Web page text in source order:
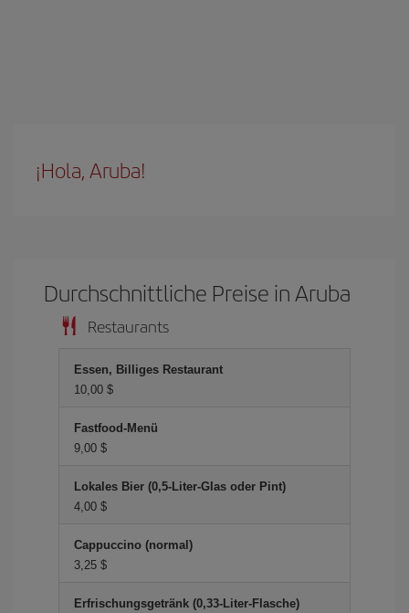
¡Hola, Aruba!
Durchschnittliche Preise in Aruba
Restaurants
Essen, Billiges Restaurant
10,00 $
Fastfood-Menü
9,00 $
Lokales Bier (0,5-Liter-Glas oder Pint)
4,00 $
Cappuccino (normal)
3,25 $
Erfrischungsgetränk (0,33-Liter-Flasche)